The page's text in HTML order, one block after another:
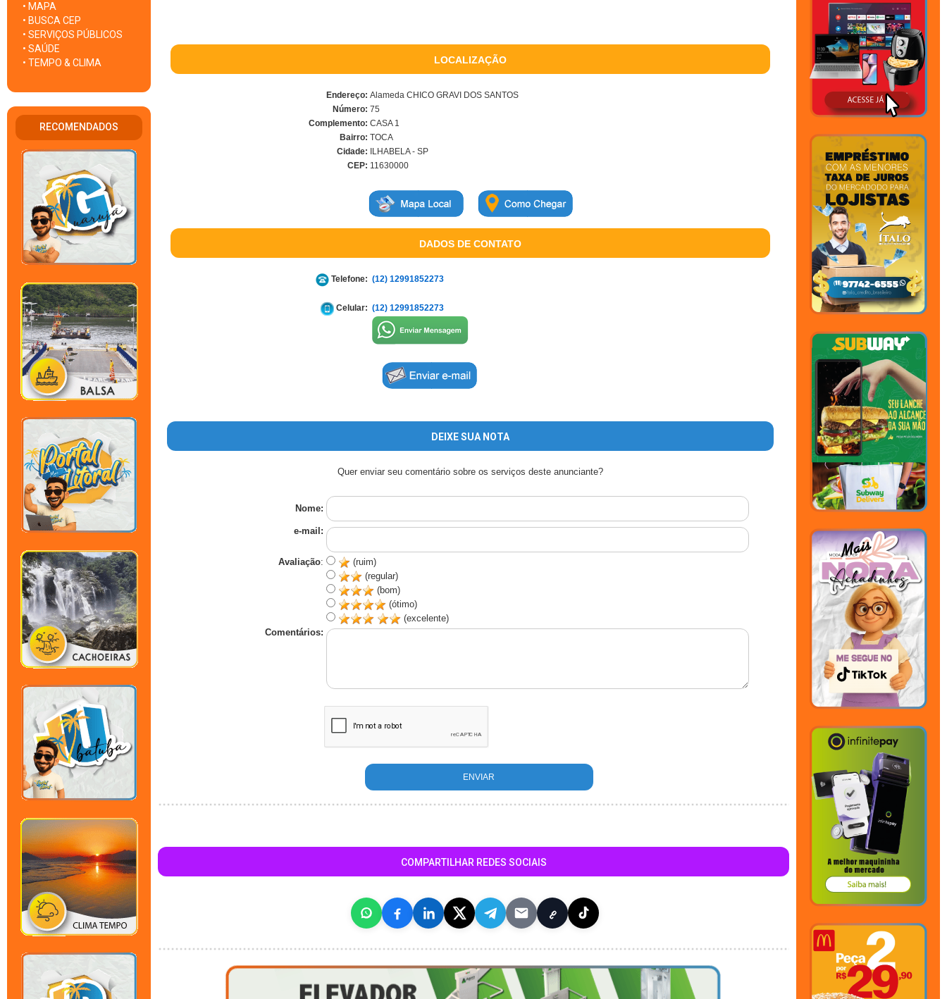
• MAPA
• BUSCA CEP
• SERVIÇOS PÚBLICOS
• SAÚDE
• TEMPO & CLIMA
RECOMENDADOS
LOCALIZAÇÃO
Endereço: Alameda CHICO GRAVI DOS SANTOS
Número: 75
Complemento: CASA 1
Bairro: TOCA
Cidade: ILHABELA - SP
CEP: 11630000
DADOS DE CONTATO
Telefone: (12) 12991852273
Celular: (12) 12991852273
DEIXE SUA NOTA
Quer enviar seu comentário sobre os serviços deste anunciante?
Nome:
e-mail:
Avaliação:
(ruim)
(regular)
(bom)
(ótimo)
(excelente)
Comentários:
COMPARTILHAR REDES SOCIAIS